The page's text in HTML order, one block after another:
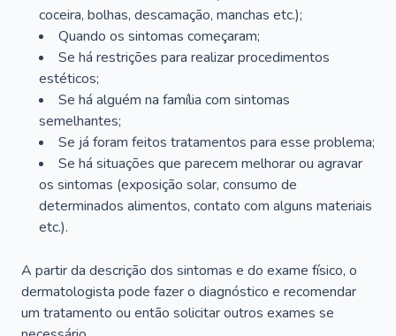
coceira, bolhas, descamação, manchas etc.);
Quando os sintomas começaram;
Se há restrições para realizar procedimentos
estéticos;
Se há alguém na família com sintomas
semelhantes;
Se já foram feitos tratamentos para esse problema;
Se há situações que parecem melhorar ou agravar
os sintomas (exposição solar, consumo de
determinados alimentos, contato com alguns materiais
etc.).
A partir da descrição dos sintomas e do exame físico, o
dermatologista pode fazer o diagnóstico e recomendar
um tratamento ou então solicitar outros exames se